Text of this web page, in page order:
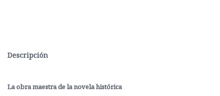
Descripción
La obra maestra de la novela histórica